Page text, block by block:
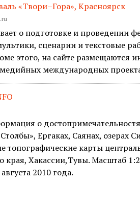
«Твори–Гора», Красноярск
о подготовке и проведении
сценарии и текстовые
этого, на сайте размещаются
международных
о
Ергаках, Саянах, озерах
топографические карты
края, Хакассии,Тувы. Масштаб
2010 года.